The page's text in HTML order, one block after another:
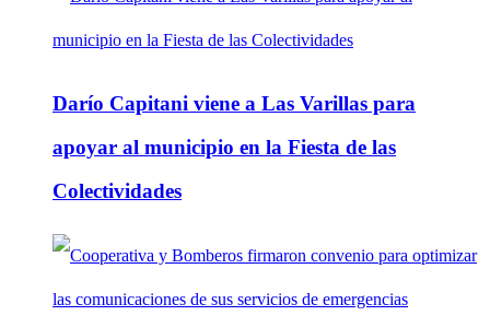
Darío Capitani viene a Las Varillas para
apoyar al municipio en la Fiesta de las
Colectividades